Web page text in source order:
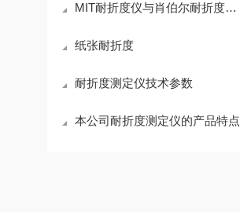
MIT耐折度仪与肖伯尔耐折度仪的区别
纸张耐折度
耐折度测定仪技术参数
本公司耐折度测定仪的产品特点